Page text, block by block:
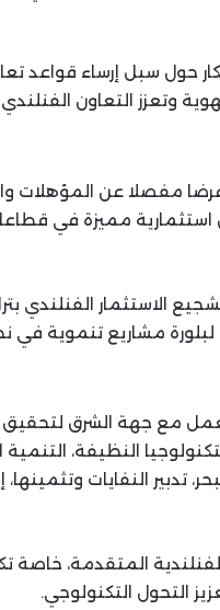
حول سبل إرساء قواعد
وتعزز التعاون
مفصلا عن المؤهلات
مميزة في
الاستثمار الفنلندي
مشاريع تنموية في
مع جهة الشرق
النظيفة، التنمية
تدبير النفايات
المتقدمة، خاصة
التحول التكنولوجي.